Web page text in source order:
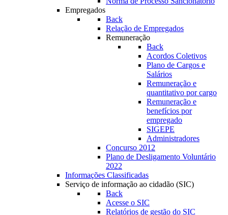
Empregados
Back
Relação de Empregados
Remuneração
Back
Acordos Coletivos
Plano de Cargos e
Salários
Remuneração e
quantitativo por cargo
Remuneração e
benefícios por
empregado
SIGEPE
Administradores
Concurso 2012
Plano de Desligamento Voluntário
2022
Informações Classificadas
Serviço de informação ao cidadão (SIC)
Back
Acesse o SIC
Relatórios de gestão do SIC